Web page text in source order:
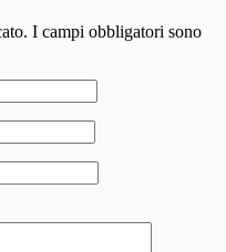
I campi obbligatori sono